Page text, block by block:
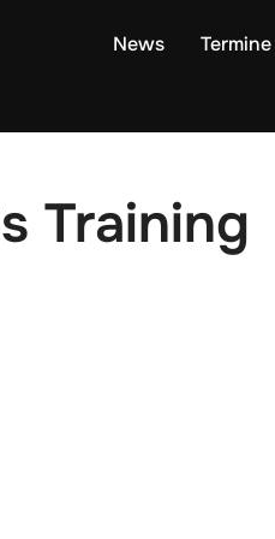
News
Training